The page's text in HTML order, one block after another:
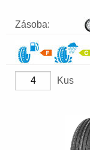
Zásoba:
Kus